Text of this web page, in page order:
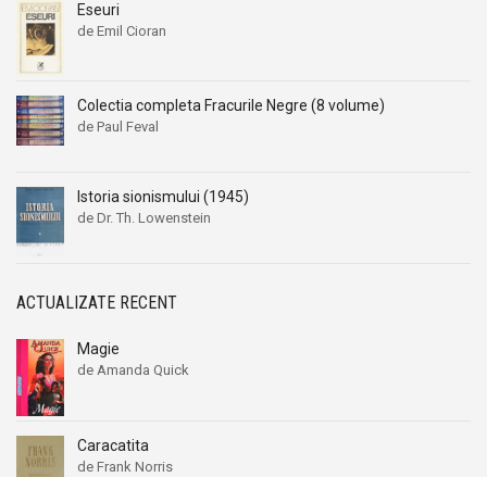
Eseuri
de Emil Cioran
Colectia completa Fracurile Negre (8 volume)
de Paul Feval
Istoria sionismului (1945)
de Dr. Th. Lowenstein
ACTUALIZATE RECENT
Magie
de Amanda Quick
Caracatita
de Frank Norris